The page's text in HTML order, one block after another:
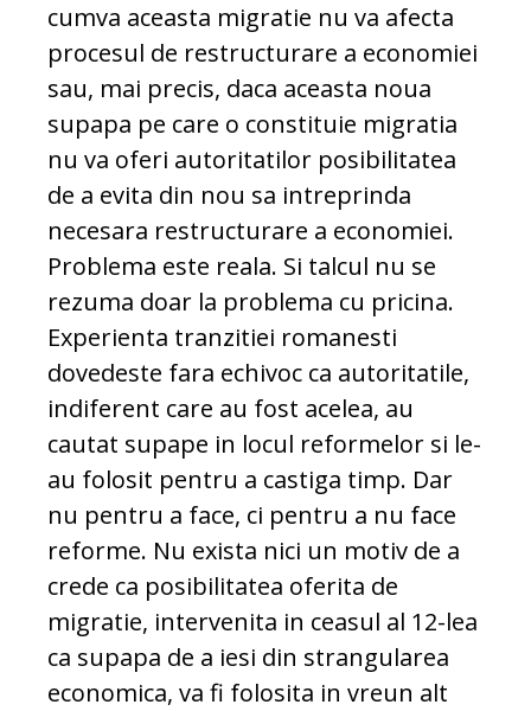
cumva aceasta migratie nu va afecta
procesul de restructurare a economiei
sau, mai precis, daca aceasta noua
supapa pe care o constituie migratia
nu va oferi autoritatilor posibilitatea
de a evita din nou sa intreprinda
necesara restructurare a economiei.
Problema este reala. Si talcul nu se
rezuma doar la problema cu pricina.
Experienta tranzitiei romanesti
dovedeste fara echivoc ca autoritatile,
indiferent care au fost acelea, au
cautat supape in locul reformelor si le-
au folosit pentru a castiga timp. Dar
nu pentru a face, ci pentru a nu face
reforme. Nu exista nici un motiv de a
crede ca posibilitatea oferita de
migratie, intervenita in ceasul al 12-lea
ca supapa de a iesi din strangularea
economica, va fi folosita in vreun alt